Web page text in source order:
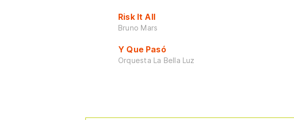
Risk It All
Bruno Mars
Y Que Pasó
Orquesta La Bella Luz